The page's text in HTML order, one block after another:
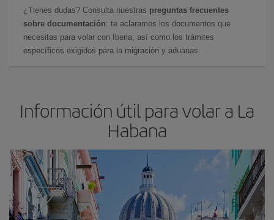
¿Tienes dudas? Consulta nuestras preguntas frecuentes
sobre documentación: te aclaramos los documentos que
necesitas para volar con Iberia, así como los trámites
específicos exigidos para la migración y aduanas.
Información útil para volar a La
Habana